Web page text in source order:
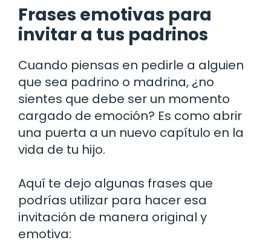
Frases emotivas para
invitar a tus padrinos
Cuando piensas en pedirle a alguien
que sea padrino o madrina, ¿no
sientes que debe ser un momento
cargado de emoción? Es como abrir
una puerta a un nuevo capítulo en la
vida de tu hijo.
Aquí te dejo algunas frases que
podrías utilizar para hacer esa
invitación de manera original y
emotiva: